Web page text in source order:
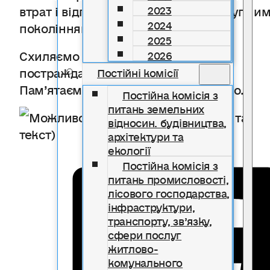
2023
2024
2025
2026
Постійні комісії
Постійна комісія з
питань земельних
відносин. будівництва,
архітектури та
екології
Постійна комісія з
питань промисловості,
лісового господарства,
інфраструктури,
транспорту, зв’язку,
сфери послуг
житлово-
комунального
втрат і відповідальність перед
поколіннями.
Схиляємо голови перед усіма, хто
постраждав від цієї катастрофи.
Пам’ятаємо. Шануємо. Не забуваємо.